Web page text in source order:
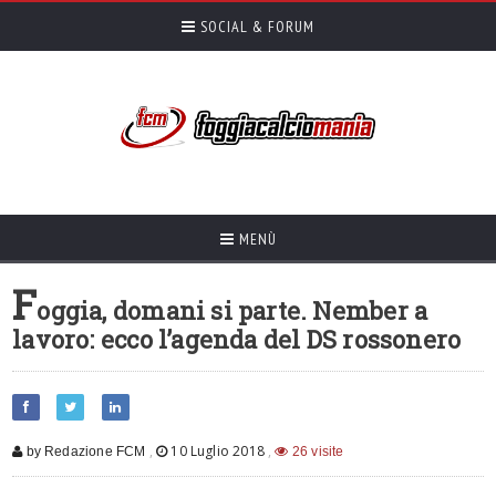
SOCIAL & FORUM
MENÙ
Foggia, domani si parte. Nember a
lavoro: ecco l’agenda del DS rossonero
by Redazione FCM , 10 Luglio 2018 , 26 visite